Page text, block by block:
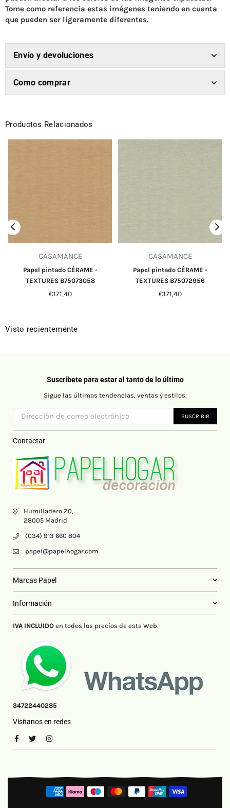
Tome como referencia estas imágenes teniendo en cuenta
que pueden ser ligeramente diferentes.
Envío y devoluciones
Como comprar
Productos Relacionados
CASAMANCE
Papel pintado CÉRAME -
TEXTURES B75073058
Precio
€171,40
CASAMANCE
Papel pintado CÉRAME -
TEXTURES B75072956
Precio
€171,40
Visto recientemente
Suscríbete para estar al tanto de lo último
Sigue las últimas tendencias, ventas y estilos.
SUSCRIBIR
Contactar
Humilladero 20,
28005 Madrid
(034) 913 660 804
papel@papelhogar.com
Marcas Papel
Información
IVA INCLUIDO en todos los precios de esta Web.
34722440285
Visítanos en redes
Facebook
TwitterInstagram